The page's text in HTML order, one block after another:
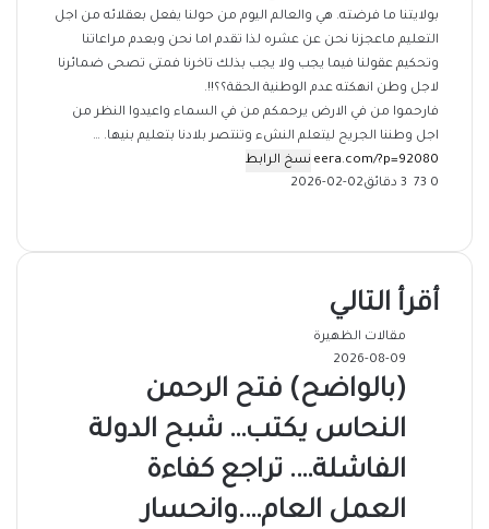
بولايتنا ما فرضته. هي والعالم اليوم من حولنا يفعل بعقلائه من اجل
التعليم ماعجزنا نحن عن عشره لذا تقدم اما نحن وبعدم مراعاتنا
وتحكيم عقولنا فيما يجب ولا يجب بذلك تاخرنا فمتى تصحى ضمائرنا
لاجل وطن انهكته عدم الوطنية الحقة؟؟!!.
فارحموا من في الارض يرحمكم من في السماء واعيدوا النظر من
اجل وطننا الجريح ليتعلم النشء وتنتصر بلادنا بتعليم بنيها. …
نسخ الرابط
2026-02-02
0
البريد
أقرأ التالي
مقالات الظهيرة
2026-08-09
(بالواضح) فتح الرحمن
النحاس يكتب… شبح الدولة
الفاشلة…. تراجع كفاءة
العمل العام….وانحسار